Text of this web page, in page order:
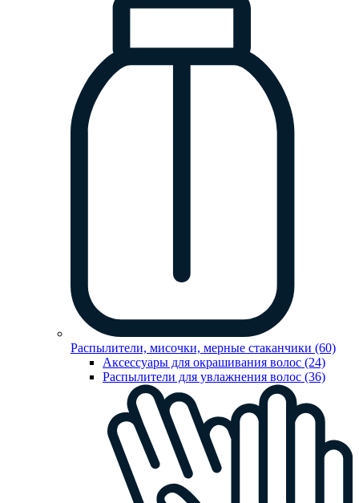
Распылители, мисочки, мерные стаканчики (60)
Аксессуары для окрашивания волос (24)
Распылители для увлажнения волос (36)